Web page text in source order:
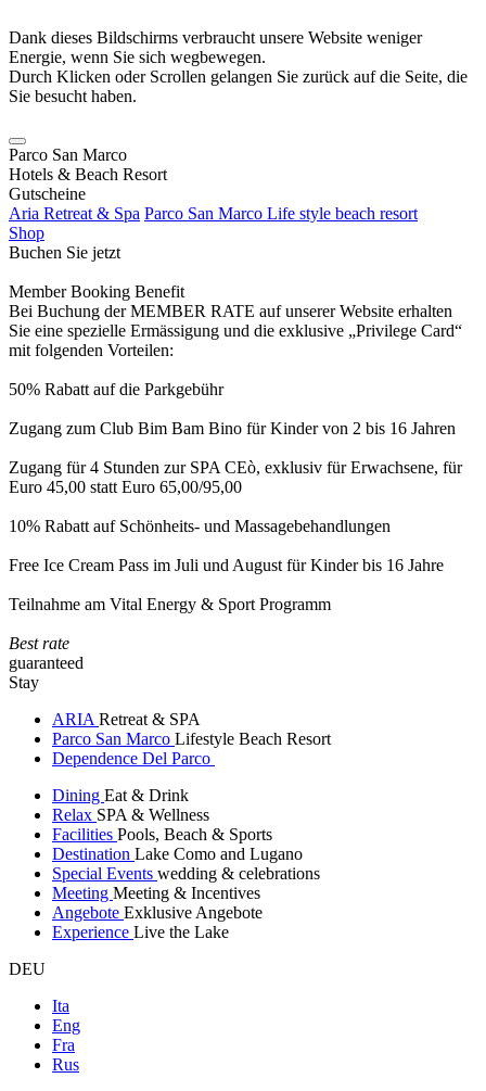
Dank dieses Bildschirms verbraucht unsere Website weniger
Energie, wenn Sie sich wegbewegen.
Durch Klicken oder Scrollen gelangen Sie zurück auf die Seite, die
Sie besucht haben.
Parco San Marco
Hotels & Beach Resort
Gutscheine
Aria Retreat & Spa Parco San Marco Life style beach resort
Shop
Buchen Sie jetzt
Member Booking Benefit
Bei Buchung der MEMBER RATE auf unserer Website erhalten
Sie eine spezielle Ermässigung und die exklusive „Privilege Card“
mit folgenden Vorteilen:
50% Rabatt auf die Parkgebühr
Zugang zum Club Bim Bam Bino für Kinder von 2 bis 16 Jahren
Zugang für 4 Stunden zur SPA CEò, exklusiv für Erwachsene, für
Euro 45,00 statt Euro 65,00/95,00
10% Rabatt auf Schönheits- und Massagebehandlungen
Free Ice Cream Pass im Juli und August für Kinder bis 16 Jahre
Teilnahme am Vital Energy & Sport Programm
Best rate
guaranteed
Stay
ARIA Retreat & SPA
Parco San Marco Lifestyle Beach Resort
Dependence Del Parco
Dining Eat & Drink
Relax SPA & Wellness
Facilities Pools, Beach & Sports
Destination Lake Como and Lugano
Special Events wedding & celebrations
Meeting Meeting & Incentives
Angebote Exklusive Angebote
Experience Live the Lake
DEU
Ita
Eng
Fra
Rus